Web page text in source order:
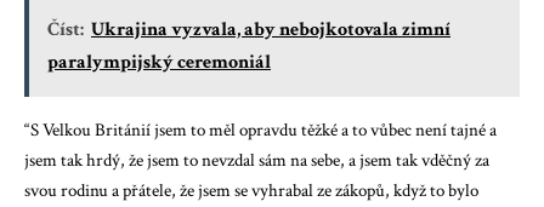
Číst: Ukrajina vyzvala, aby nebojkotovala zimní
paralympijský ceremoniál
“S Velkou Británií jsem to měl opravdu těžké a to vůbec není tajné a
jsem tak hrdý, že jsem to nevzdal sám na sebe, a jsem tak vděčný za
svou rodinu a přátele, že jsem se vyhrabal ze zákopů, když to bylo